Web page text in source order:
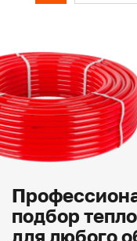
подбор
для любого